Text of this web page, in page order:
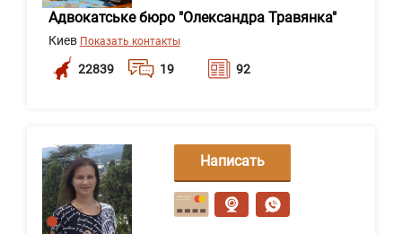
Адвокатське бюро "Олександра Травянка"
Киев Показать контакты
22839 19 92
Написать
сообщение